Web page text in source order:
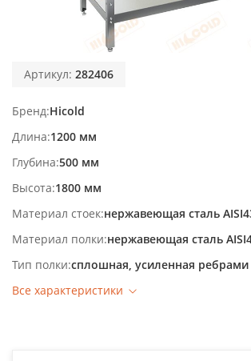
Артикул: 282406
Бренд Hicold
Длина 1200 мм
Глубина 500 мм
Высота 1800 мм
Материал стоек нержавеющая сталь
Материал полки нержавеющая сталь
Тип полки сплошная, усиленная ребрами
Все характеристики